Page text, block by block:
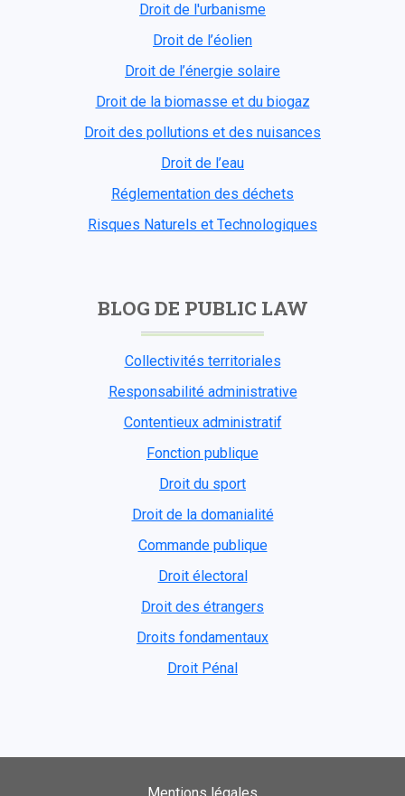
Droit de l'urbanisme
Droit de l’éolien
Droit de l’énergie solaire
Droit de la biomasse et du biogaz
Droit des pollutions et des nuisances
Droit de l’eau
Réglementation des déchets
Risques Naturels et Technologiques
BLOG DE PUBLIC LAW
Collectivités territoriales
Responsabilité administrative
Contentieux administratif
Fonction publique
Droit du sport
Droit de la domanialité
Commande publique
Droit électoral
Droit des étrangers
Droits fondamentaux
Droit Pénal